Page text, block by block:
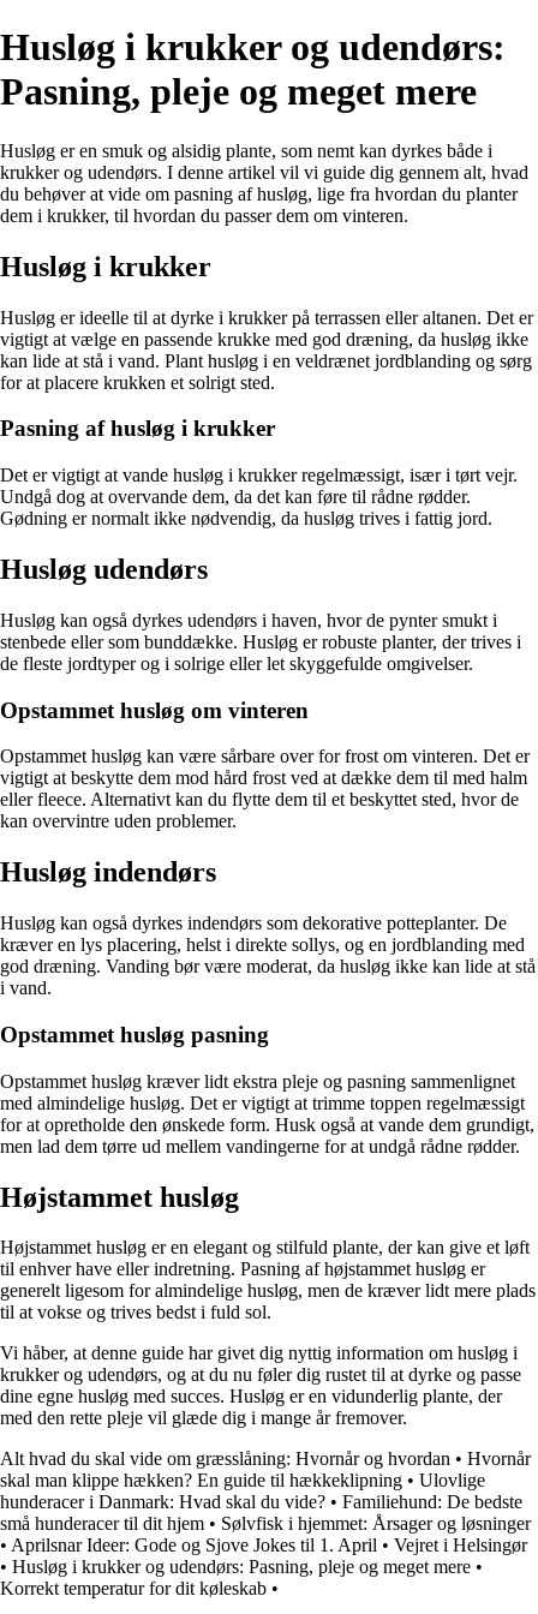
Husløg i krukker og udendørs:
Pasning, pleje og meget mere
Husløg er en smuk og alsidig plante, som nemt kan dyrkes både i
krukker og udendørs. I denne artikel vil vi guide dig gennem alt, hvad
du behøver at vide om pasning af husløg, lige fra hvordan du planter
dem i krukker, til hvordan du passer dem om vinteren.
Husløg i krukker
Husløg er ideelle til at dyrke i krukker på terrassen eller altanen. Det er
vigtigt at vælge en passende krukke med god dræning, da husløg ikke
kan lide at stå i vand. Plant husløg i en veldrænet jordblanding og sørg
for at placere krukken et solrigt sted.
Pasning af husløg i krukker
Det er vigtigt at vande husløg i krukker regelmæssigt, især i tørt vejr.
Undgå dog at overvande dem, da det kan føre til rådne rødder.
Gødning er normalt ikke nødvendig, da husløg trives i fattig jord.
Husløg udendørs
Husløg kan også dyrkes udendørs i haven, hvor de pynter smukt i
stenbede eller som bunddække. Husløg er robuste planter, der trives i
de fleste jordtyper og i solrige eller let skyggefulde omgivelser.
Opstammet husløg om vinteren
Opstammet husløg kan være sårbare over for frost om vinteren. Det er
vigtigt at beskytte dem mod hård frost ved at dække dem til med halm
eller fleece. Alternativt kan du flytte dem til et beskyttet sted, hvor de
kan overvintre uden problemer.
Husløg indendørs
Husløg kan også dyrkes indendørs som dekorative potteplanter. De
kræver en lys placering, helst i direkte sollys, og en jordblanding med
god dræning. Vanding bør være moderat, da husløg ikke kan lide at stå
i vand.
Opstammet husløg pasning
Opstammet husløg kræver lidt ekstra pleje og pasning sammenlignet
med almindelige husløg. Det er vigtigt at trimme toppen regelmæssigt
for at opretholde den ønskede form. Husk også at vande dem grundigt,
men lad dem tørre ud mellem vandingerne for at undgå rådne rødder.
Højstammet husløg
Højstammet husløg er en elegant og stilfuld plante, der kan give et løft
til enhver have eller indretning. Pasning af højstammet husløg er
generelt ligesom for almindelige husløg, men de kræver lidt mere plads
til at vokse og trives bedst i fuld sol.
Vi håber, at denne guide har givet dig nyttig information om husløg i
krukker og udendørs, og at du nu føler dig rustet til at dyrke og passe
dine egne husløg med succes. Husløg er en vidunderlig plante, der
med den rette pleje vil glæde dig i mange år fremover.
Alt hvad du skal vide om græsslåning: Hvornår og hvordan • Hvornår
skal man klippe hækken? En guide til hækkeklipning • Ulovlige
hunderacer i Danmark: Hvad skal du vide? • Familiehund: De bedste
små hunderacer til dit hjem • Sølvfisk i hjemmet: Årsager og løsninger
• Aprilsnar Ideer: Gode og Sjove Jokes til 1. April • Vejret i Helsingør
• Husløg i krukker og udendørs: Pasning, pleje og meget mere •
Korrekt temperatur for dit køleskab •